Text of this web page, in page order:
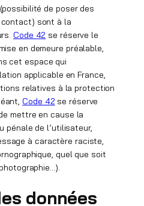
de poser des
contact) sont à la
Code 42 se réserve le
en demeure préalable,
cet espace qui
applicable en France,
relatives à la protection
Code 42 se réserve
mettre en cause la
pénale de l’utilisateur,
à caractère raciste,
quel que soit
données